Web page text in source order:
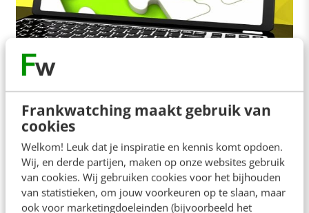
Frankwatching maakt gebruik van
cookies
Welkom! Leuk dat je inspiratie en kennis komt opdoen.
Wij, en derde partijen, maken op onze websites gebruik
van cookies. Wij gebruiken cookies voor het bijhouden
van statistieken, om jouw voorkeuren op te slaan, maar
ook voor marketingdoeleinden (bijvoorbeeld het
MARKETING
12 online trends voor 2014
boek uit de serie 'in 60 minuten', dit keer over
online trends in…
Jeanet Bathoorn· 13 jaar geleden